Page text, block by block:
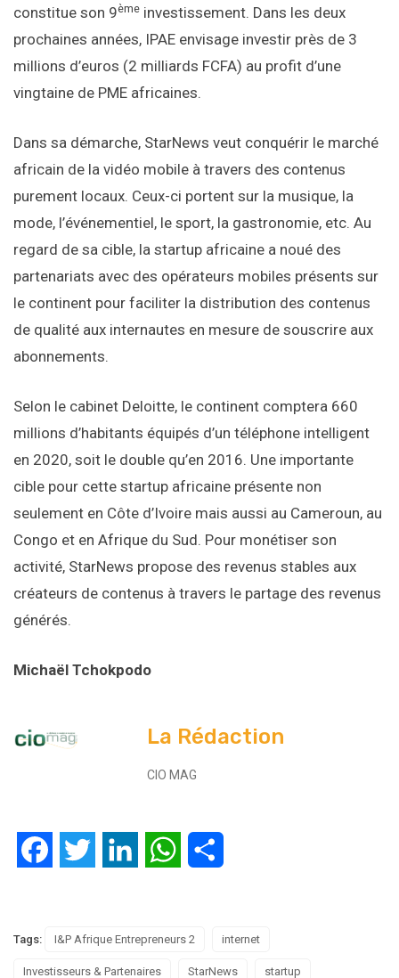
constitue son 9ème investissement. Dans les deux
prochaines années, IPAE envisage investir près de 3
millions d’euros (2 milliards FCFA) au profit d’une
vingtaine de PME africaines.
Dans sa démarche, StarNews veut conquérir le marché
africain de la vidéo mobile à travers des contenus
purement locaux. Ceux-ci portent sur la musique, la
mode, l’événementiel, le sport, la gastronomie, etc. Au
regard de sa cible, la startup africaine a noué des
partenariats avec des opérateurs mobiles présents sur
le continent pour faciliter la distribution des contenus
de qualité aux internautes en mesure de souscrire aux
abonnements.
Selon le cabinet Deloitte, le continent comptera 660
millions d’habitants équipés d’un téléphone intelligent
en 2020, soit le double qu’en 2016. Une importante
cible pour cette startup africaine présente non
seulement en Côte d’Ivoire mais aussi au Cameroun, au
Congo et en Afrique du Sud. Pour monétiser son
activité, StarNews propose des revenus stables aux
créateurs de contenus à travers le partage des revenus
générés.
Michaël Tchokpodo
La Rédaction
CIO MAG
FacebookTwitter LinkedIn WhatsApp
Tags: I&P Afrique Entrepreneurs 2 internet
Investisseurs & Partenaires StarNews startup